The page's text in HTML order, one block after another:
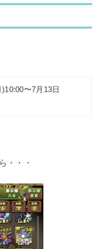
〜7月13日
・・・